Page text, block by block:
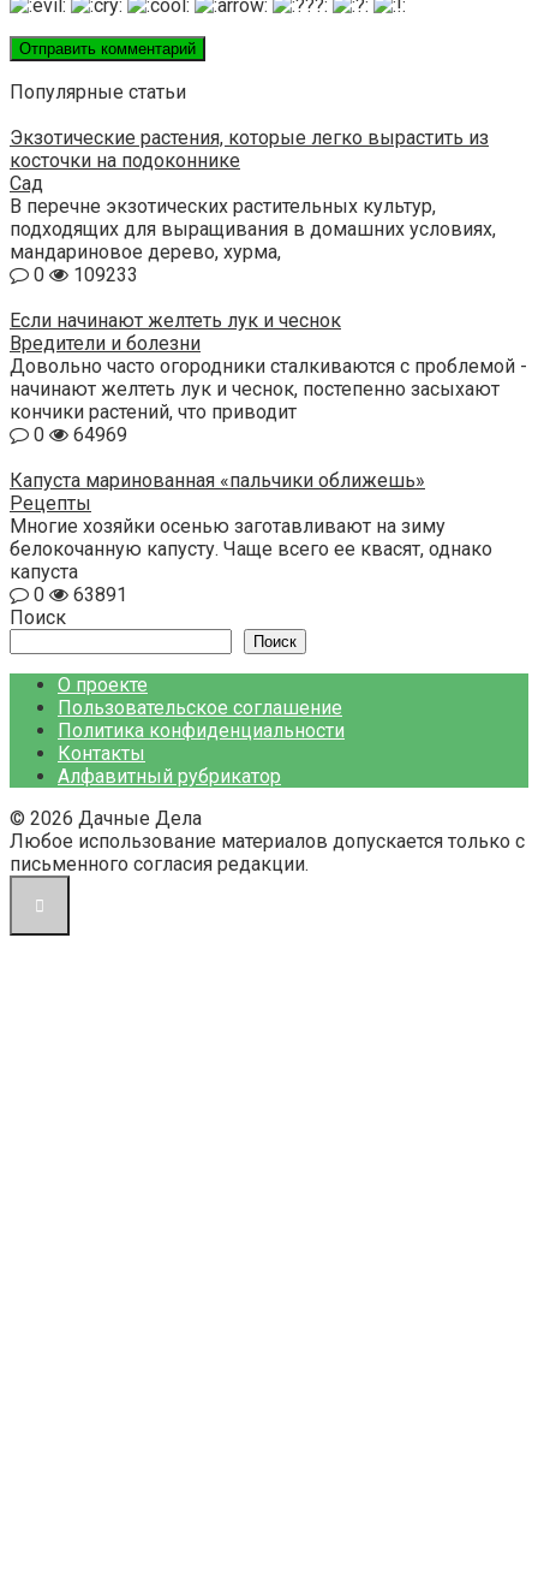
Популярные статьи
Экзотические растения, которые легко вырастить из
косточки на подоконнике
Сад
В перечне экзотических растительных культур,
подходящих для выращивания в домашних условиях,
мандариновое дерево, хурма,
0
109233
Если начинают желтеть лук и чеснок
Вредители и болезни
Довольно часто огородники сталкиваются с проблемой -
начинают желтеть лук и чеснок, постепенно засыхают
кончики растений, что приводит
0
64969
Капуста маринованная «пальчики оближешь»
Рецепты
Многие хозяйки осенью заготавливают на зиму
белокочанную капусту. Чаще всего ее квасят, однако
капуста
0
63891
Поиск
Поиск
О проекте
Пользовательское соглашение
Политика конфиденциальности
Контакты
Алфавитный рубрикатор
© 2026 Дачные Дела
Любое использование материалов допускается только с
письменного согласия редакции.